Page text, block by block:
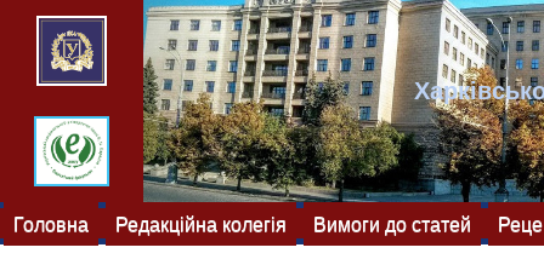
Головна Редакційна колегія Вимоги до статей